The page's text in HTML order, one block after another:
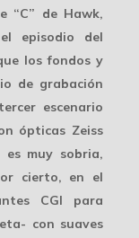
“C” de Hawk,
episodio del
los fondos y
de grabación
escenario
ópticas Zeiss
es muy sobria,
cierto, en el
CGI para
con suaves